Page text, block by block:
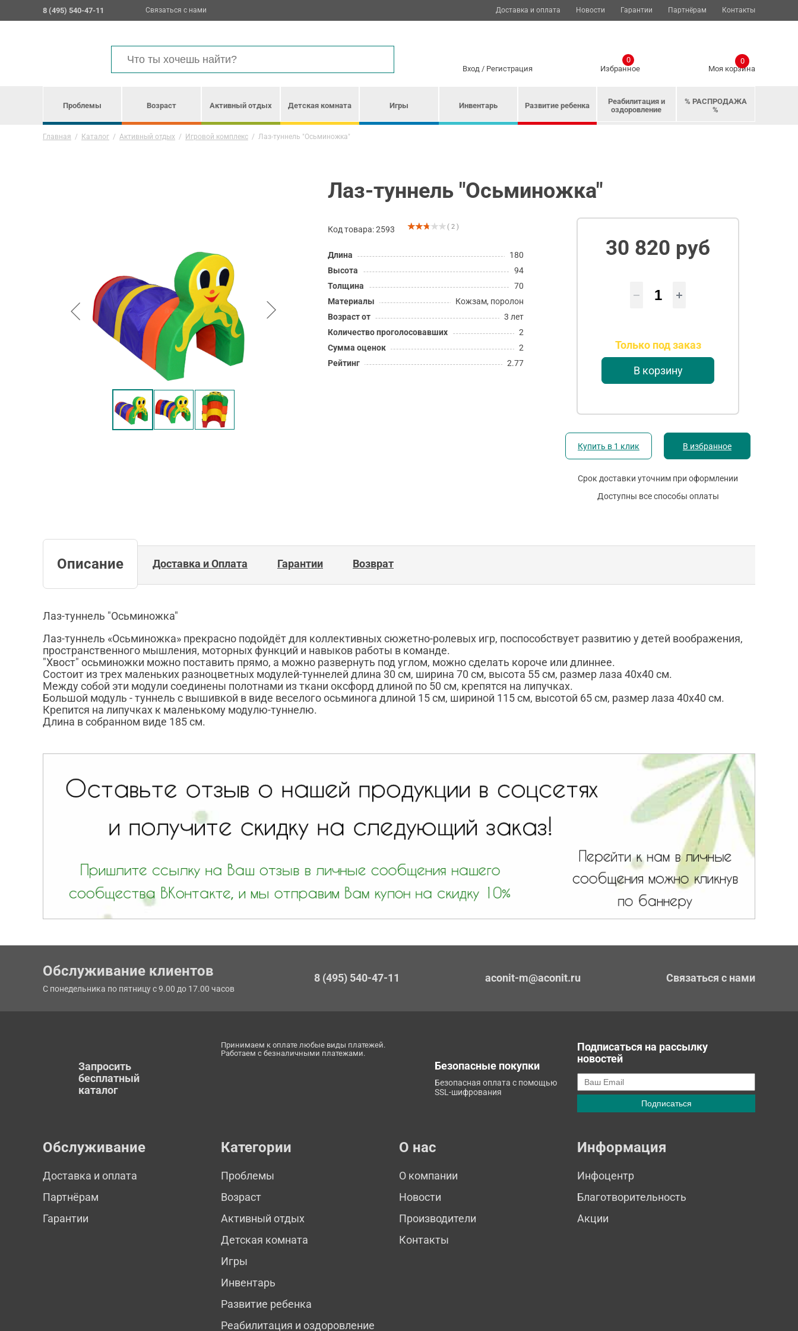
8 (495) 540-47-11 Связаться с нами Доставка и оплата Новости Гарантии Партнёрам Контакты
Вход/ Регистрация Избранное
0
Моя корзина
0
Проблемы Возраст Активный отдых Детская комната Игры Инвентарь Развитие ребенка
Реабилитация и
оздоровление
% РАСПРОДАЖА
%
Главная / Каталог / Активный отдых / Игровой комплекс / Лаз-туннель "Осьминожка"
Лаз-туннель "Осьминожка"
Код товара: 2593 ( 2 )
Длина
180
Высота
94
Толщина
70
Материалы
Кожзам, поролон
Возраст от
3 лет
Количество проголосовавших
2
Сумма оценок
2
Рейтинг
2.77
30 820 руб
Только под заказ
В корзину
Купить в 1 клик В избранное
Срок доставки уточним при оформлении
Доступны все способы оплаты
Описание Доставка и Оплата Гарантии Возврат
Лаз-туннель "Осьминожка"
Лаз-туннель «Осьминожка» прекрасно подойдёт для коллективных сюжетно-ролевых игр, поспособствует развитию у детей воображения,
пространственного мышления, моторных функций и навыков работы в команде.
"Хвост" осьминожки можно поставить прямо, а можно развернуть под углом, можно сделать короче или длиннее.
Состоит из трех маленьких разноцветных модулей-туннелей длина 30 см, ширина 70 см, высота 55 см, размер лаза 40х40 см.
Между собой эти модули соединены полотнами из ткани оксфорд длиной по 50 см, крепятся на липучках.
Большой модуль - туннель с вышивкой в виде веселого осьминога длиной 15 см, шириной 115 см, высотой 65 см, размер лаза 40х40 см.
Крепится на липучках к маленькому модулю-туннелю.
Длина в собранном виде 185 см.
Обслуживание клиентов
С понедельника по пятницу с 9.00 до 17.00 часов
8 (495) 540-47-11 aconit-m@aconit.ru Связаться с нами
Запросить
бесплатный
каталог
Принимаем к оплате любые виды платежей.
Работаем с безналичными платежами.
Безопасные покупки
Безопасная оплата с помощью
SSL-шифрования
Подписаться на рассылку
новостей
Обслуживание
Доставка и оплата
Партнёрам
Гарантии
Категории
Проблемы
Возраст
Активный отдых
Детская комната
Игры
Инвентарь
Развитие ребенка
Реабилитация и оздоровление
О нас
О компании
Новости
Производители
Контакты
Информация
Инфоцентр
Благотворительность
Акции